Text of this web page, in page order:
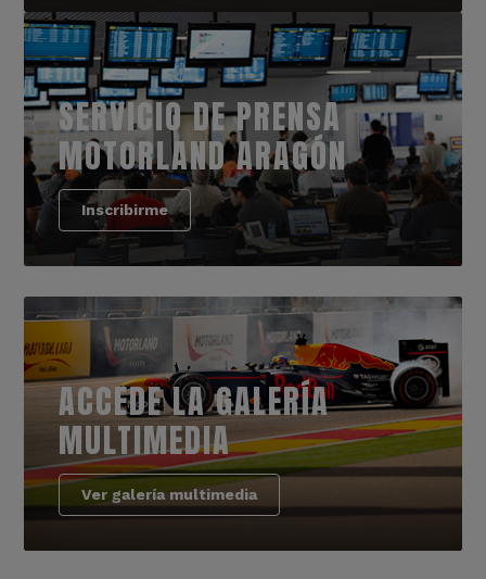
SERVICIO DE PRENSA
MOTORLAND ARAGÓN
Inscribirme
ACCEDE LA GALERÍA
MULTIMEDIA
Ver galería multimedia